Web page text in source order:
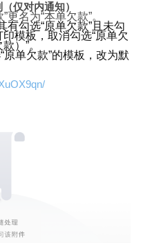
仅对内通知）
名为“本单欠款”。
有勾选“原单欠款”且未勾
模板，取消勾选“原单欠
）”。
原单欠款”的模板，改为默